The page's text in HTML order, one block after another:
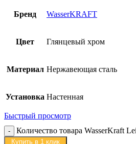
Бренд WasserKRAFT
Цвет Глянцевый хром
Материал Нержавеющая сталь
Установка Настенная
Быстрый просмотр
Количество товара WasserKraft
Купить в 1 клик